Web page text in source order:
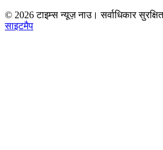
© 2026टाइम्स न्यूज़ नाउ। सर्वाधिकार
साइटमैप